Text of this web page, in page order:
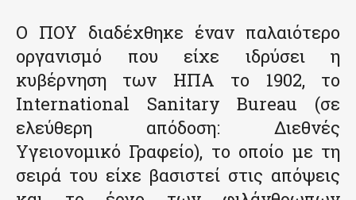
Ο ΠΟΥ διαδέχθηκε έναν παλαιότερο
οργανισμό που είχε ιδρύσει η
κυβέρνηση των ΗΠΑ το 1902, το
International Sanitary Bureau (σε
ελεύθερη απόδοση: Διεθνές
Υγειονομικό Γραφείο), το οποίο με τη
σειρά του είχε βασιστεί στις απόψεις